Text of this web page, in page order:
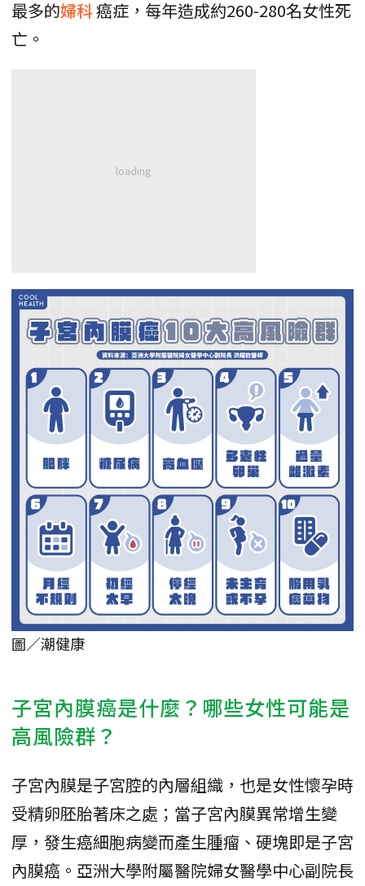
最多的婦科癌症，每年造成約260-280名女性死
亡。
圖／潮健康
子宮內膜癌是什麼？哪些女性可能是
高風險群？
子宮內膜是子宮腔的內層組織，也是女性懷孕時
受精卵胚胎著床之處；當子宮內膜異常增生變
厚，發生癌細胞病變而產生腫瘤、硬塊即是子宮
內膜癌。亞洲大學附屬醫院婦女醫學中心副院長